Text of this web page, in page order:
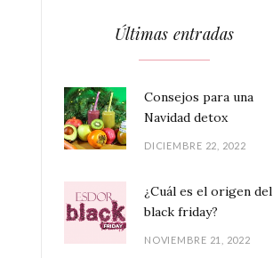
Últimas entradas
Consejos para una
Navidad detox
DICIEMBRE 22, 2022
¿Cuál es el origen del
black friday?
NOVIEMBRE 21, 2022